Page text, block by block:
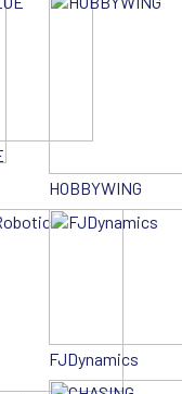
HOBBYWING
FJDynamics